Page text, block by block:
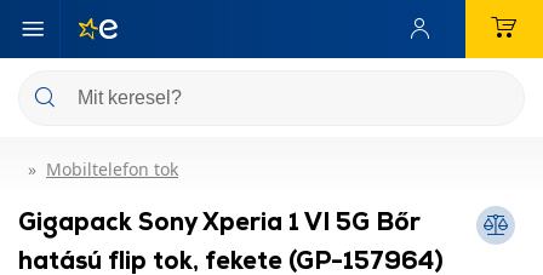
Mobiltelefon tok
Gigapack Sony Xperia 1 VI 5G Bőr
hatású flip tok, fekete (GP-157964)